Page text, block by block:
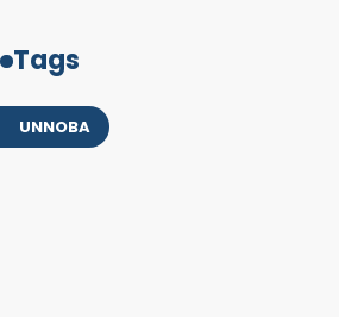
Tags
UNNOBA